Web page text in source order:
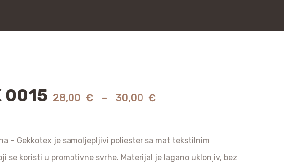
0015 28,00 € – 30,00 €
– Gekkotex je samoljepljivi poliester sa mat tekstilnim
se koristi u promotivne svrhe. Materijal je lagano uklonjiv, bez